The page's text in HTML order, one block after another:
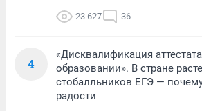
23 627 36
4
«Дисквалификация
образовании». В стране
стобалльников ЕГЭ —
радости